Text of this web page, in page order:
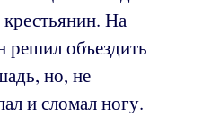
На
решил объездить
но, не
и сломал ногу.